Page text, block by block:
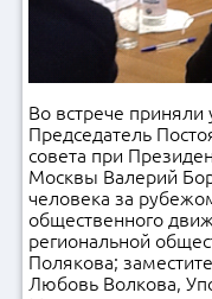
Во встрече
Председатель
совета при
Москвы Валерий
человека за
общественного
региональной
Полякова;
Любовь Волкова,